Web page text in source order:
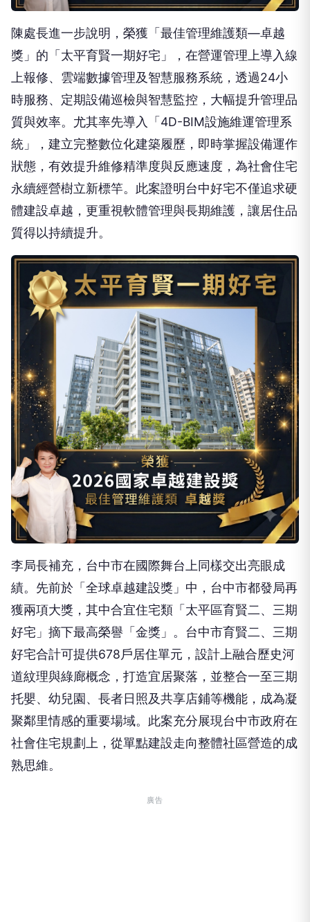
陳處長進一步說明，榮獲「最佳管理維護類—卓越
獎」的「太平育賢一期好宅」，在營運管理上導入線
上報修、雲端數據管理及智慧服務系統，透過24小
時服務、定期設備巡檢與智慧監控，大幅提升管理品
質與效率。尤其率先導入「4D-BIM設施維運管理系
統」，建立完整數位化建築履歷，即時掌握設備運作
狀態，有效提升維修精準度與反應速度，為社會住宅
永續經營樹立新標竿。此案證明台中好宅不僅追求硬
體建設卓越，更重視軟體管理與長期維護，讓居住品
質得以持續提升。
李局長補充，台中市在國際舞台上同樣交出亮眼成
績。先前於「全球卓越建設獎」中，台中市都發局再
獲兩項大獎，其中合宜住宅類「太平區育賢二、三期
好宅」摘下最高榮譽「金獎」。台中市育賢二、三期
好宅合計可提供678戶居住單元，設計上融合歷史河
道紋理與綠廊概念，打造宜居聚落，並整合一至三期
托嬰、幼兒園、長者日照及共享店鋪等機能，成為凝
聚鄰里情感的重要場域。此案充分展現台中市政府在
社會住宅規劃上，從單點建設走向整體社區營造的成
熟思維。